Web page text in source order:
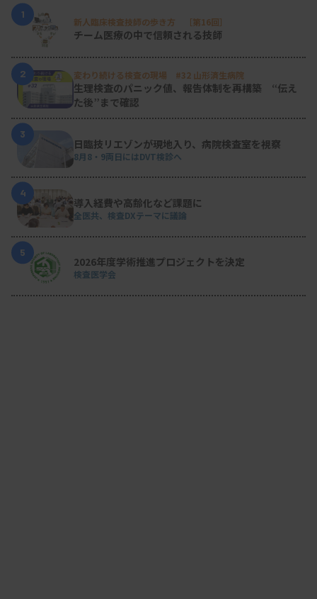
1
新人臨床検査技師の歩き方 ［第16回］
チーム医療の中で信頼される技師
2 変わり続ける検査の現場 #32 山形済生病院
生理検査のパニック値、報告体制を再構築 “伝え
た後”まで確認
3
日臨技リエゾンが現地入り、病院検査室を視察
8月8・9両日にはDVT検診へ
4
導入経費や高齢化など課題に
全医共、検査DXテーマに議論
5
2026年度学術推進プロジェクトを決定
検査医学会